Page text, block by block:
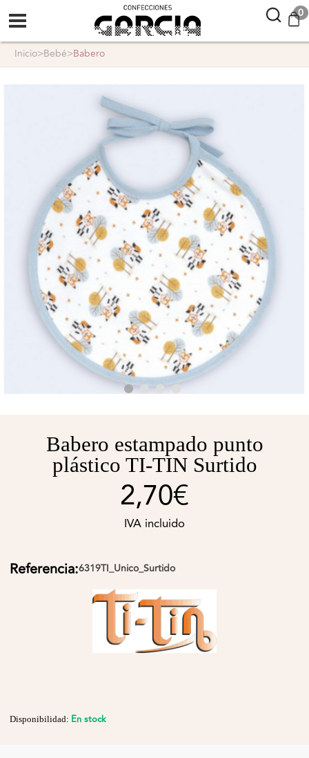
confeccionesgarcia 0
inicio> bebé> babero
Babero estampado punto
plástico TI-TIN Surtido
2,70€
IVA incluido
Referencia:6319TI_Unico_Surtido
Disponibilidad: En stock